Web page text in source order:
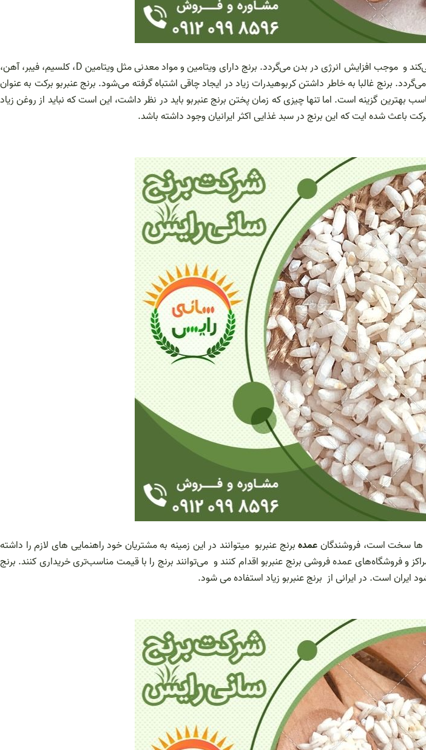
برنج به دلیل داشتن ویتامین‌ها، مواد معدنی و ترکیبات ارگانیک، به بهتر شدن فعالیت اعضای بدن کمک می‌کند و موجب افزایش انرژی در بدن می‌گردد. برنج دارای ویتامین‌ و مواد معدنی مثل ویتامین D، کلسیم، فیبر، آهن،
برنج غالبا به خاطر داشتن کربوهیدرات زیاد در ایجاد چاقی اشتباه گرفته می‌شود. برنج عنبربو برکت به عنوان
گزینه است. اما تنها چیزی که زمان پختن برنج عنبربو باید در نظر داشت، این است که نباید از روغن زیاد
باعث شده ایت که این برنج در سبد غذایی اکثر ایرانیان وجود داشته باشد.
ها سخت است، فروشندگانعمده
برنج عنبربو می‎توانند در این زمینه به مشتریان خود راهنمایی های لازم را داشته
و فروشگاه‌های عمده فروشی برنج عنبربو اقدام کنند و می‌توانند برنج را با قیمت مناسب‌تری خریداری کنند. برنج
است. در ایرانی از برنج عنبربو زیاد استفاده می شود.